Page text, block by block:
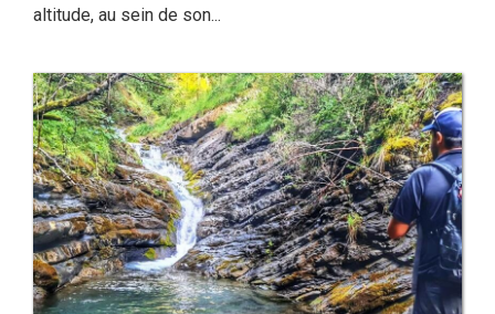
altitude, au sein de son...